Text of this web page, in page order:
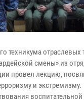
техникума отраслевых
смены» из
провел лекцию,
и экстремизму.